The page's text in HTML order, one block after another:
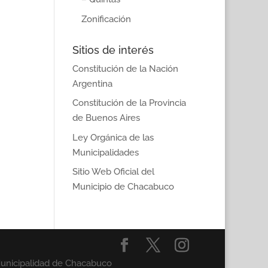
Zonificación
Sitios de interés
Constitución de la Nación
Argentina
Constitución de la Provincia
de Buenos Aires
Ley Orgánica de las
Municipalidades
Sitio Web Oficial del
Municipio de Chacabuco
de Chacabuco